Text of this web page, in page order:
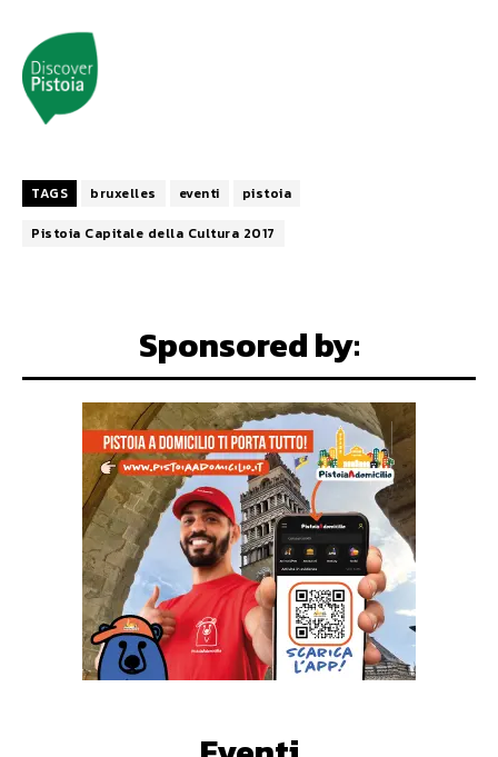
TAGS bruxelles eventi
pistoia
Pistoia Capitale della Cultura 2017
Sponsored by: